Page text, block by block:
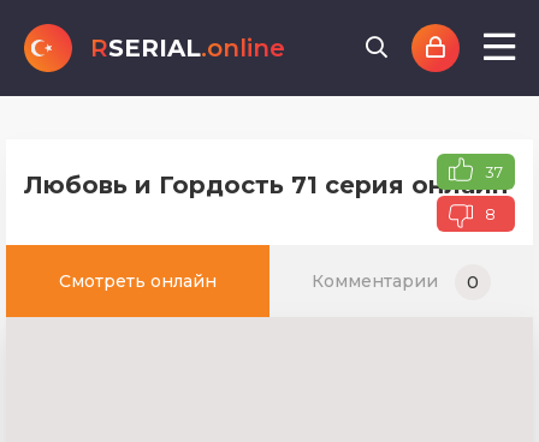
RSERIAL.online
Любовь и Гордость 71 серия онлайн
37
8
Смотреть онлайн Комментарии 0